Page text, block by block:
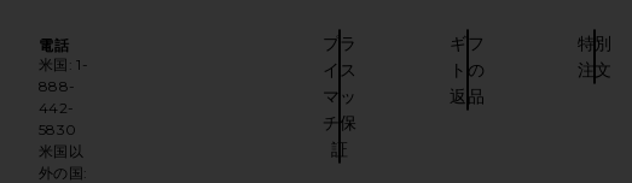
電話
米国: 1-
888-
442-
5830
米国以
外の国:
プラ
イス
マッ
チ保
証
ギフ
トの
返品
特別
注文